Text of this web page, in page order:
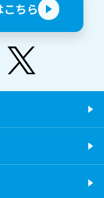
ちら